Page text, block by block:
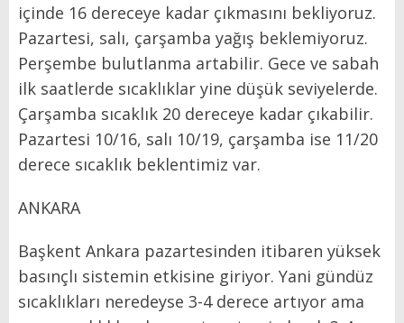
içinde 16 dereceye kadar çıkmasını bekliyoruz.
Pazartesi, salı, çarşamba yağış beklemiyoruz.
Perşembe bulutlanma artabilir. Gece ve sabah
ilk saatlerde sıcaklıklar yine düşük seviyelerde.
Çarşamba sıcaklık 20 dereceye kadar çıkabilir.
Pazartesi 10/16, salı 10/19, çarşamba ise 11/20
derece sıcaklık beklentimiz var.
ANKARA
Başkent Ankara pazartesinden itibaren yüksek
basınçlı sistemin etkisine giriyor. Yani gündüz
sıcaklıkları neredeyse 3-4 derece artıyor ama